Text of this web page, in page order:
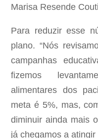
Marisa Resende
Para reduzir esse
plano. “Nós
campanhas
fizemos
alimentares dos
meta é 5%, mas,
diminuir ainda mais
já chegamos a atingir